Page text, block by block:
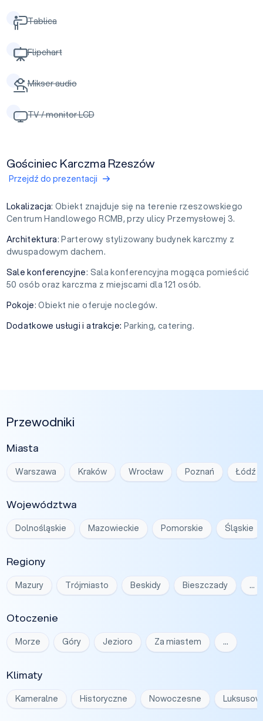
Tablica
Flipchart
Mikser audio
TV / monitor LCD
Gościniec Karczma Rzeszów
Przejdź do prezentacji
Lokalizacja: Obiekt znajduje się na terenie rzeszowskiego
Centrum Handlowego RCMB, przy ulicy Przemysłowej 3.
Architektura: Parterowy stylizowany budynek karczmy z
dwuspadowym dachem.
Sale konferencyjne: Sala konferencyjna mogąca pomieścić
50 osób oraz karczma z miejscami dla 121 osób.
Pokoje: Obiekt nie oferuje noclegów.
Dodatkowe usługi i atrakcje: Parking, catering.
Przewodniki
Miasta
Warszawa Kraków Wrocław Poznań Łódź
Województwa
Dolnośląskie Mazowieckie Pomorskie Śląskie
Regiony
Mazury Trójmiasto Beskidy Bieszczady …
Otoczenie
Morze Góry Jezioro Za miastem …
Klimaty
Kameralne Historyczne Nowoczesne